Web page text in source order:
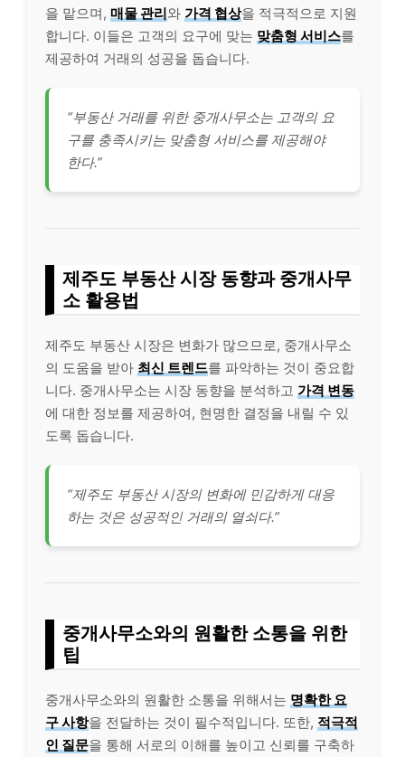
을 맡으며, 매물 관리와 가격 협상을 적극적으로 지원
합니다. 이들은 고객의 요구에 맞는 맞춤형 서비스를
제공하여 거래의 성공을 돕습니다.
“부동산 거래를 위한 중개사무소는 고객의 요
구를 충족시키는 맞춤형 서비스를 제공해야
한다.”
제주도 부동산 시장 동향과 중개사무
소 활용법
제주도 부동산 시장은 변화가 많으므로, 중개사무소
의 도움을 받아 최신 트렌드를 파악하는 것이 중요합
니다. 중개사무소는 시장 동향을 분석하고 가격 변동
에 대한 정보를 제공하여, 현명한 결정을 내릴 수 있
도록 돕습니다.
“제주도 부동산 시장의 변화에 민감하게 대응
하는 것은 성공적인 거래의 열쇠다.”
중개사무소와의 원활한 소통을 위한
팁
중개사무소와의 원활한 소통을 위해서는 명확한 요
구 사항을 전달하는 것이 필수적입니다. 또한, 적극적
인 질문을 통해 서로의 이해를 높이고 신뢰를 구축하